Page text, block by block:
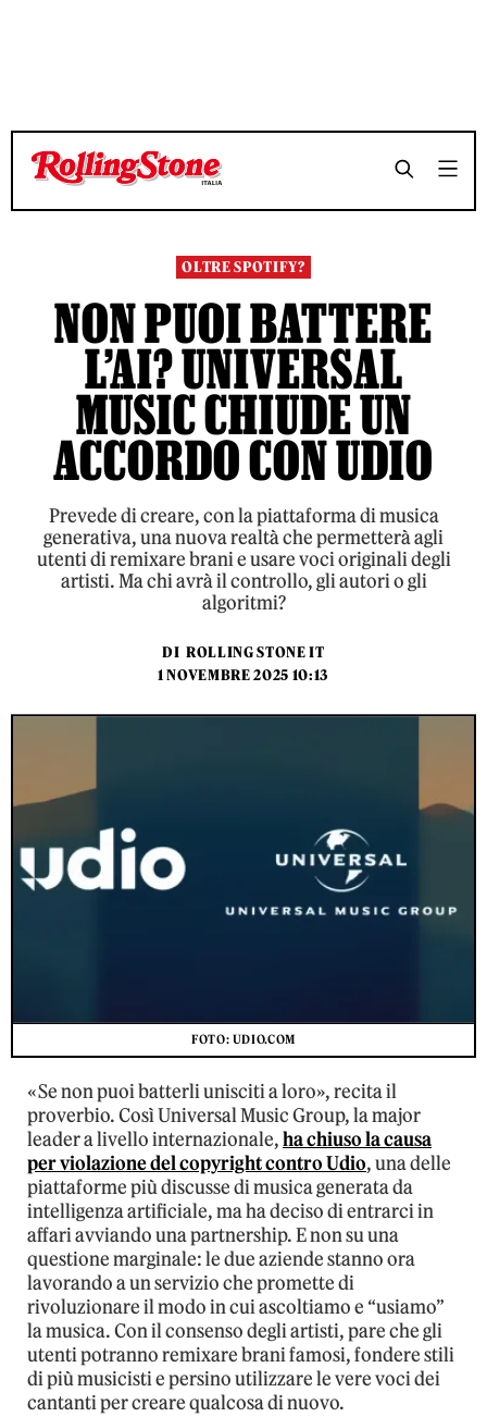
TEMPO DI LETTURA 4 MINUTI SHARE
TEMPO DI LETTURA 4 MINUTI SHARE
OLTRE SPOTIFY?
NON PUOI BATTERE
L’AI? UNIVERSAL
MUSIC CHIUDE UN
ACCORDO CON UDIO
Prevede di creare, con la piattaforma di musica
generativa, una nuova realtà che permetterà agli
utenti di remixare brani e usare voci originali degli
artisti. Ma chi avrà il controllo, gli autori o gli
algoritmi?
DI ROLLING STONE IT
1 NOVEMBRE 2025 10:13
FOTO: UDIO.COM
«Se non puoi batterli unisciti a loro», recita il
proverbio. Così Universal Music Group, la major
leader a livello internazionale,ha chiuso la causa
per violazione del copyright contro Udio, una delle
piattaforme più discusse di musica generata da
intelligenza artificiale, ma ha deciso di entrarci in
affari avviando una partnership. E non su una
questione marginale: le due aziende stanno ora
lavorando a un servizio che promette di
rivoluzionare il modo in cui ascoltiamo e “usiamo”
la musica. Con il consenso degli artisti, pare che gli
utenti potranno remixare brani famosi, fondere stili
di più musicisti e persino utilizzare le vere voci dei
cantanti per creare qualcosa di nuovo.